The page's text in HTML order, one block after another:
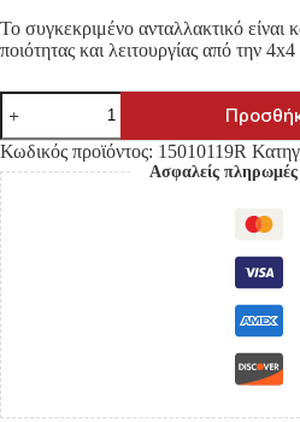
Το συγκεκριμένο ανταλλακτικό είναι
ποιότητας και λειτουργίας από την
ΦΑΝΟΣ
ΣΤΟΠ
NISSAN
620
DIAMOND
ποσότητα
Κωδικός προϊόντος: 15010119R
Ασφαλείς